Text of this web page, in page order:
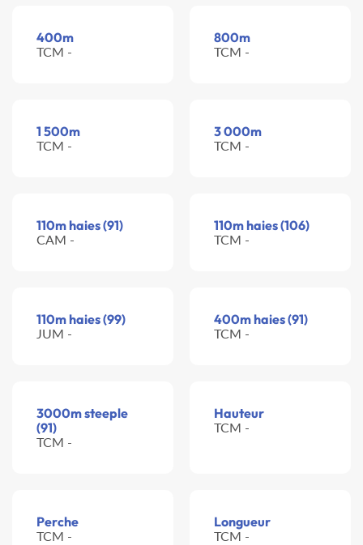
400m
TCM -
800m
TCM -
1 500m
TCM -
3 000m
TCM -
110m haies (91)
CAM -
110m haies (106)
TCM -
110m haies (99)
JUM -
400m haies (91)
TCM -
3000m steeple
(91)
TCM -
Hauteur
TCM -
Perche
TCM -
Longueur
TCM -